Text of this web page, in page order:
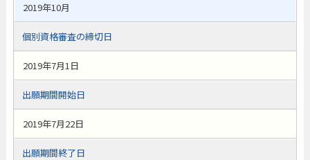
2019年10月
個別資格審査の締切日
2019年7月1日
出願期間開始日
2019年7月22日
出願期間終了日